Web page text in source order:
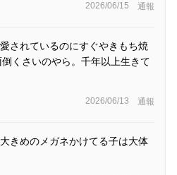
2026/06/15 通報
されているのにすぐやきもち焼
くさいのやら。千年以上生きて
2026/06/13 通報
きめのメガネかけてる子は大体